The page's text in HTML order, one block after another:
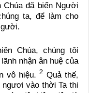
đã biến Người
ta, để làm cho
Chúa, chúng tôi
nhận ân huệ của
vô hiệu.2 Quả thế,
ngươi vào thời Ta thi